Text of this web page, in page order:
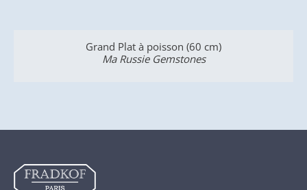
Verseuse 12 tasses